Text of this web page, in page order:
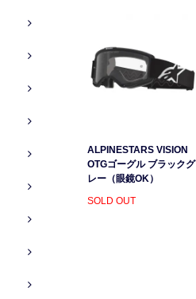
ALPINESTARS VISION
OTGゴーグル ブラックグ
レー（眼鏡OK）
SOLD OUT